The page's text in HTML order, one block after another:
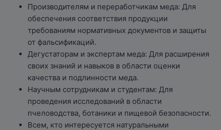
Производителям и переработчикам меда: Для
обеспечения соответствия продукции
требованиям нормативных документов и защиты
от фальсификаций.
Дегустаторам и экспертам меда: Для расширения
своих знаний и навыков в области оценки
качества и подлинности меда.
Научным сотрудникам и студентам: Для
проведения исследований в области
пчеловодства, ботаники и пищевой безопасности.
Всем, кто интересуется натуральными